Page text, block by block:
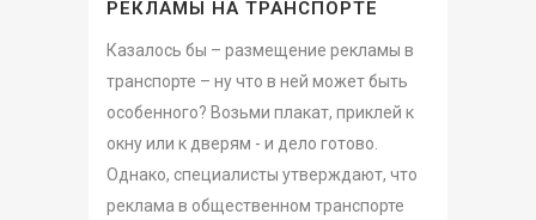
РЕКЛАМЫ НА ТРАНСПОРТЕ
Казалось бы – размещение рекламы в
транспорте – ну что в ней может быть
особенного? Возьми плакат, приклей к
окну или к дверям - и дело готово.
Однако, специалисты утверждают, что
реклама в общественном транспорте